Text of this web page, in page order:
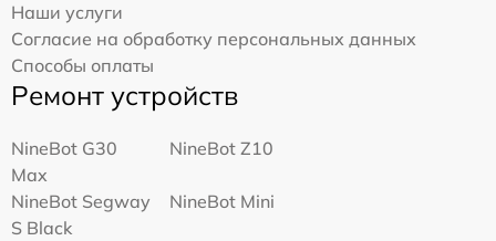
Наши услуги
Согласие на обработку персональных данных
Способы оплаты
Ремонт устройств
NineBot G30
Max
NineBot Z10
NineBot Segway
S Black
NineBot Mini